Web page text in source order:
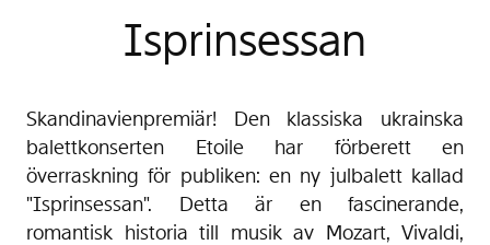
Isprinsessan
Skandinavienpremiär! Den klassiska ukrainska
balettkonserten Etoile har förberett en
överraskning för publiken: en ny julbalett kallad
"Isprinsessan". Detta är en fascinerande,
romantisk historia till musik av Mozart, Vivaldi,